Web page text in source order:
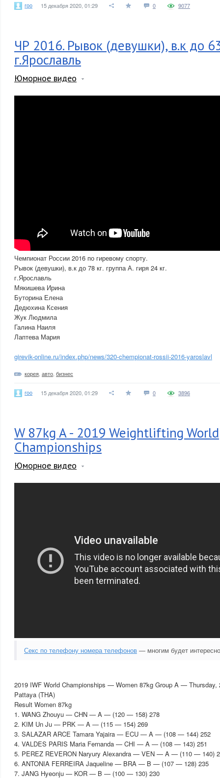
roo 15 декабря 2020, 01:29 0 9077
ЧР 2016. Рывок (девушки), в.к до
г.Ярославль
Юморное видео
Чемпионат России 2016 по гиревому спорту.
Рывок (девушки), в.к до 78 кг. группа А. гиря 24 кг.
г.Ярославль
Мякишева Ирина
Буторина Елена
Дедюхина Ксения
Жук Людмила
Галина Наиля
Лаптева Мария
girevik-online.ru/index.php/news/320-chempionat-rossii-2016-yaroslavl
корея авто бизнес
roo 15 декабря 2020, 01:29 0 3896
W 87kg A - 2019 Weightlifting World
Championships
Юморное видео
Секс по телефону номера телефонов — многим будет
2019 IWF World Championships — Women 87kg Group A —
Pattaya (THA)
Result Women 87kg
1. WANG Zhouyu — CHN — A — (120 — 158) 278
2. KIM Un Ju — PRK — A — (115 — 154) 269
3. SALAZAR ARCE Tamara Yajaira — ECU — A — (108 — 144) 252
4. VALDES PARIS Maria Fernanda — CHI — A — (108 — 143) 251
5. PEREZ REVERON Naryury Alexandra — VEN — A — (110 — 140)
6. ANTONIA FERREIRA Jaqueline — BRA — B — (107 — 128) 235
7. JANG Hyeonju — KOR — B — (100 — 130) 230